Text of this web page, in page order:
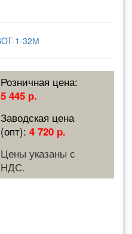
5 445 р.
4 720 р.
Цены указаны с
НДС.